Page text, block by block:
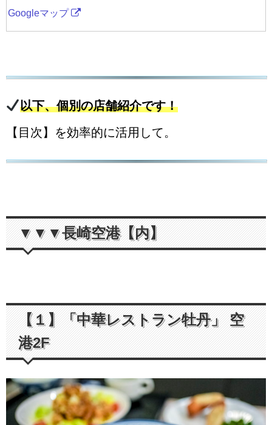
Googleマップ
以下、個別の店舗紹介です！
【目次】を効率的に活用して。
▼▼▼長崎空港【内】
【１】「中華レストラン牡丹」 空
港2F